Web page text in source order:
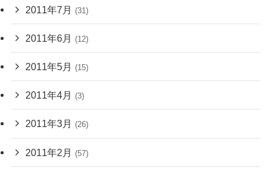
2011年7月 (31)
2011年6月 (12)
2011年5月 (15)
2011年4月 (3)
2011年3月 (26)
2011年2月 (57)